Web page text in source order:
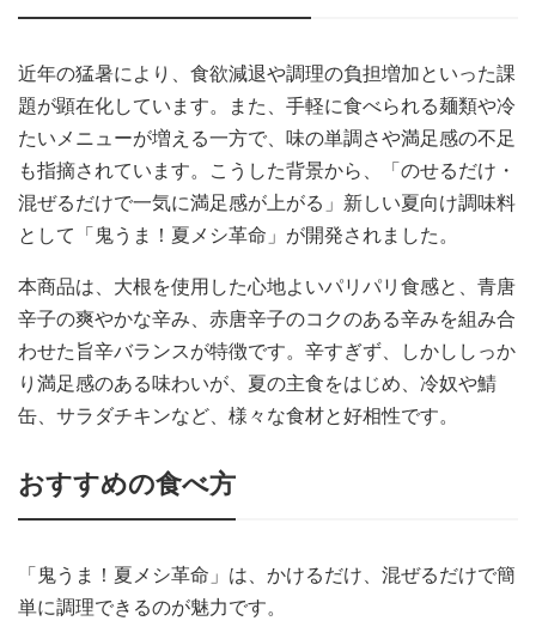
近年の猛暑により、食欲減退や調理の負担増加といった課
題が顕在化しています。また、手軽に食べられる麺類や冷
たいメニューが増える一方で、味の単調さや満足感の不足
も指摘されています。こうした背景から、「のせるだけ・
混ぜるだけで一気に満足感が上がる」新しい夏向け調味料
として「鬼うま！夏メシ革命」が開発されました。
本商品は、大根を使用した心地よいパリパリ食感と、青唐
辛子の爽やかな辛み、赤唐辛子のコクのある辛みを組み合
わせた旨辛バランスが特徴です。辛すぎず、しかししっか
り満足感のある味わいが、夏の主食をはじめ、冷奴や鯖
缶、サラダチキンなど、様々な食材と好相性です。
おすすめの食べ方
「鬼うま！夏メシ革命」は、かけるだけ、混ぜるだけで簡
単に調理できるのが魅力です。